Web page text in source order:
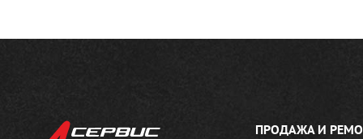
ПРОДАЖА И